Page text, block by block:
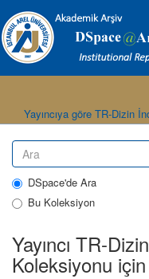
Yayıncıya göre TR-Dizin
DSpace'de Ara
Bu Koleksiyon
Yayıncı TR-
Koleksiyonu